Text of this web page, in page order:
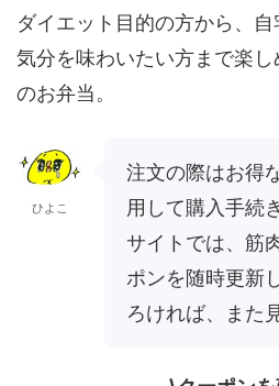
ダイエット目的の方から、
気分を味わいたい方まで楽し
のお弁当。
ひよこ
注文の際はお得
用して購入手続
サイトでは、筋
ポンを随時更新
ろければ、また